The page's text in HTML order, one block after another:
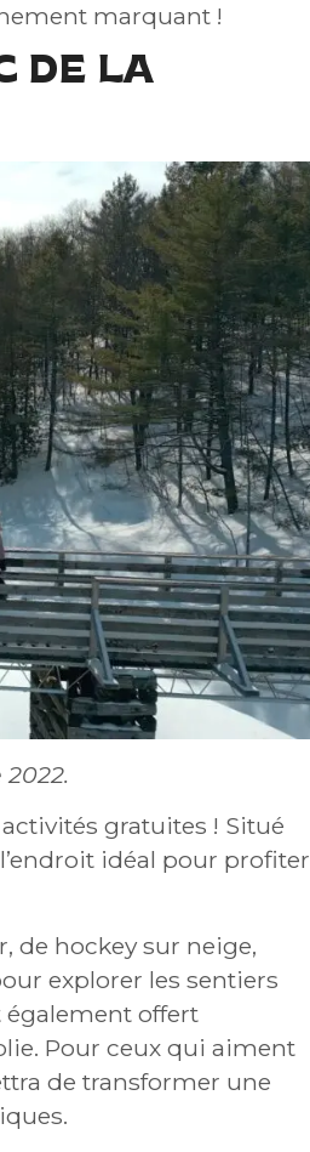
marquant !
DE LA
gratuites ! Situé
idéal pour profiter
de hockey sur neige,
explorer les sentiers
également offert
Pour ceux qui aiment
de transformer une